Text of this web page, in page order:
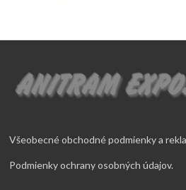
Všeobecné obchodné podmienky a
Podmienky ochrany osobných údajov.